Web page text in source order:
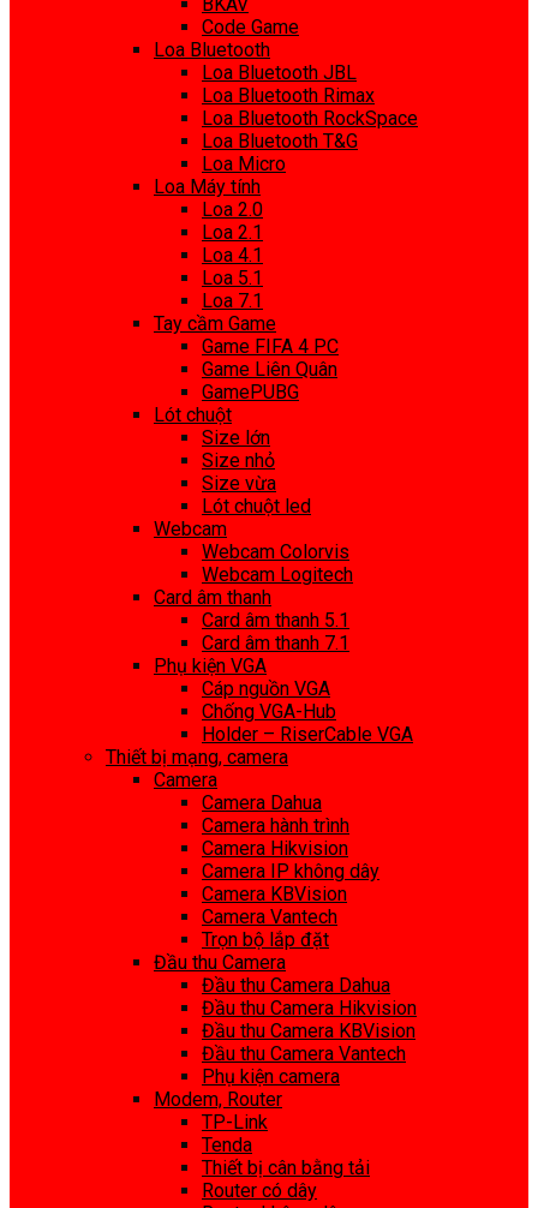
Code Game
Loa Bluetooth
Loa Bluetooth JBL
Loa Bluetooth Rimax
Loa Bluetooth RockSpace
Loa Bluetooth T&G
Loa Micro
Loa Máy tính
Loa 2.0
Loa 2.1
Loa 4.1
Loa 5.1
Loa 7.1
Tay cầm Game
Game FIFA 4 PC
Game Liên Quân
GamePUBG
Lót chuột
Size lớn
Size nhỏ
Size vừa
Lót chuột led
Webcam
Webcam Colorvis
Webcam Logitech
Card âm thanh
Card âm thanh 5.1
Card âm thanh 7.1
Phụ kiện VGA
Cáp nguồn VGA
Chống VGA-Hub
Holder – RiserCable VGA
Thiết bị mạng, camera
Camera
Camera Dahua
Camera hành trình
Camera Hikvision
Camera IP không dây
Camera KBVision
Camera Vantech
Trọn bộ lắp đặt
Đầu thu Camera
Đầu thu Camera Dahua
Đầu thu Camera Hikvision
Đầu thu Camera KBVision
Đầu thu Camera Vantech
Phụ kiện camera
Modem, Router
TP-Link
Tenda
Thiết bị cân bằng tải
Router có dây